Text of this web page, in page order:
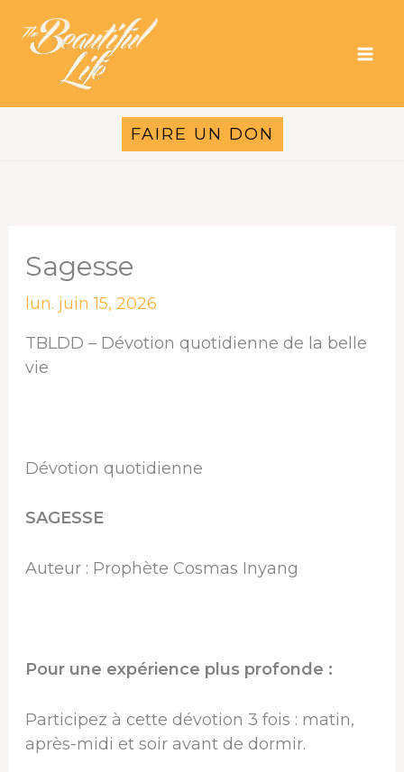
contenu
FAIRE UN DON
Sagesse
lun. juin 15, 2026
TBLDD – Dévotion quotidienne de la belle
vie
Dévotion quotidienne
SAGESSE
Auteur : Prophète Cosmas Inyang
Pour une expérience plus profonde :
Participez à cette dévotion 3 fois : matin,
après-midi et soir avant de dormir.